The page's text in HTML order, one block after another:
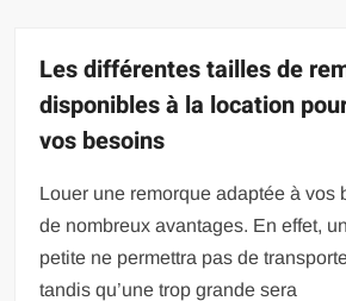
Les différentes tailles de
disponibles à la location
vos besoins
Louer une remorque adaptée à vos
de nombreux avantages. En effet,
petite ne permettra pas de
tandis qu’une trop grande sera